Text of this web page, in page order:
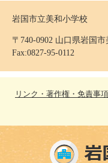
岩国市立美和小学校
〒740-0902 山口県岩国
Fax:0827-95-0112
リンク・著作権・免責事項